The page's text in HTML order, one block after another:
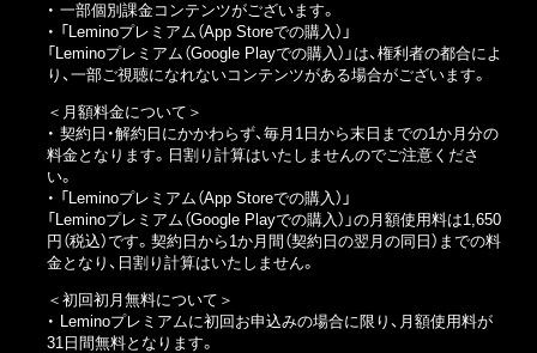
・ 一部個別課金コンテンツがございます。
・ 「Leminoプレミアム（App Storeでの購入）」
「Leminoプレミアム（Google Playでの購入）」 は、権利者の都合によ
り、一部ご視聴になれないコンテンツがある場合がございます。
＜月額料金について＞
・ 契約日・解約日にかかわらず、毎月1日から末日までの1か月分の
料金となります。日割り計算はいたしませんのでご注意くださ
い。
・ 「Leminoプレミアム（App Storeでの購入）」
「Leminoプレミアム（Google Playでの購入）」の月額使用料は1,650
円（税込）です。契約日から1か月間（契約日の翌月の同日）までの料
金となり、日割り計算はいたしません。
＜初回初月無料について＞
・ Leminoプレミアムに初回お申込みの場合に限り、月額使用料が
31日間無料となります。